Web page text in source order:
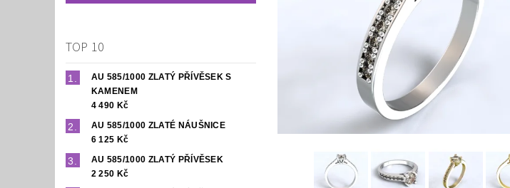
TOP 10
AU 585/1000 ZLATÝ PŘÍVĚSEK S
KAMENEM
4 490 Kč
AU 585/1000 ZLATÉ NÁUŠNICE
6 125 Kč
AU 585/1000 ZLATÝ PŘÍVĚSEK
2 250 Kč